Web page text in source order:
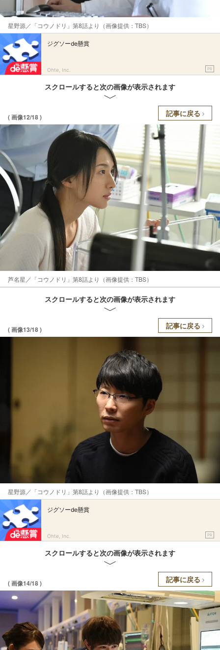
星野源／「コウノドリ」第8話より（画像提供：TBS）
ジグソーde懸賞
Ohte, Inc. PR
スクロールすると次の画像が表示されます
( 画像12/18 ) 記事に戻る
芦名星／「コウノドリ」第8話より（画像提供：TBS）
スクロールすると次の画像が表示されます
( 画像13/18 ) 記事に戻る
星野源／「コウノドリ」第8話より（画像提供：TBS）
ジグソーde懸賞
Ohte, Inc. PR
スクロールすると次の画像が表示されます
( 画像14/18 ) 記事に戻る